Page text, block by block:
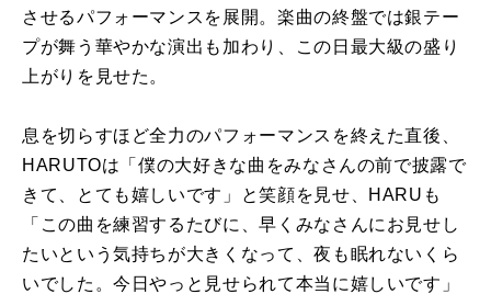
させるパフォーマンスを展開。楽曲の終盤では銀テー
プが舞う華やかな演出も加わり、この日最大級の盛り
上がりを見せた。
息を切らすほど全力のパフォーマンスを終えた直後、
HARUTOは「僕の大好きな曲をみなさんの前で披露で
きて、とても嬉しいです」と笑顔を見せ、HARUも
「この曲を練習するたびに、早くみなさんにお見せし
たいという気持ちが大きくなって、夜も眠れないくら
いでした。今日やっと見せられて本当に嬉しいです」